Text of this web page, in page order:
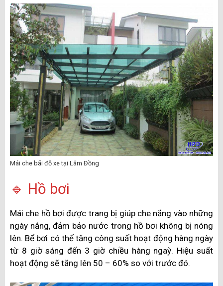
Mái che bãi đỗ xe tại Lâm Đồng
🔹 Hồ bơi
Mái che hồ bơi được trang bị giúp che nắng vào những
ngày nắng, đảm bảo nước trong hồ bơi không bị nóng
lên. Bể bơi có thể tăng công suất hoạt động hàng ngày
từ 8 giờ sáng đến 3 giờ chiều hàng ngaỳ. Hiệu suất
hoạt động sẽ tăng lên 50 – 60% so với trước đó.